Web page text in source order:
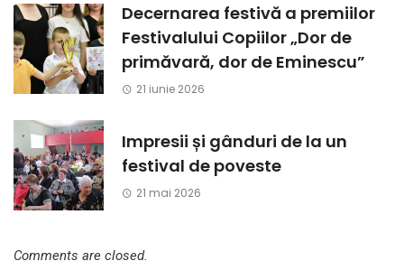
Decernarea festivă a premiilor
Festivalului Copiilor „Dor de
primăvară, dor de Eminescu”
21 iunie 2026
Impresii și gânduri de la un
festival de poveste
21 mai 2026
Comments are closed.